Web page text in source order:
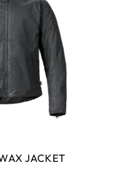
JACKET